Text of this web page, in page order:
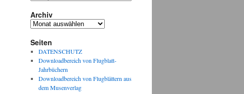
Archiv
Archiv
Seiten
DATENSCHUTZ
Downloadbereich von Flugblatt-
Jahrbüchern
Downloadbereich von Flugblättern aus
dem Musenverlag